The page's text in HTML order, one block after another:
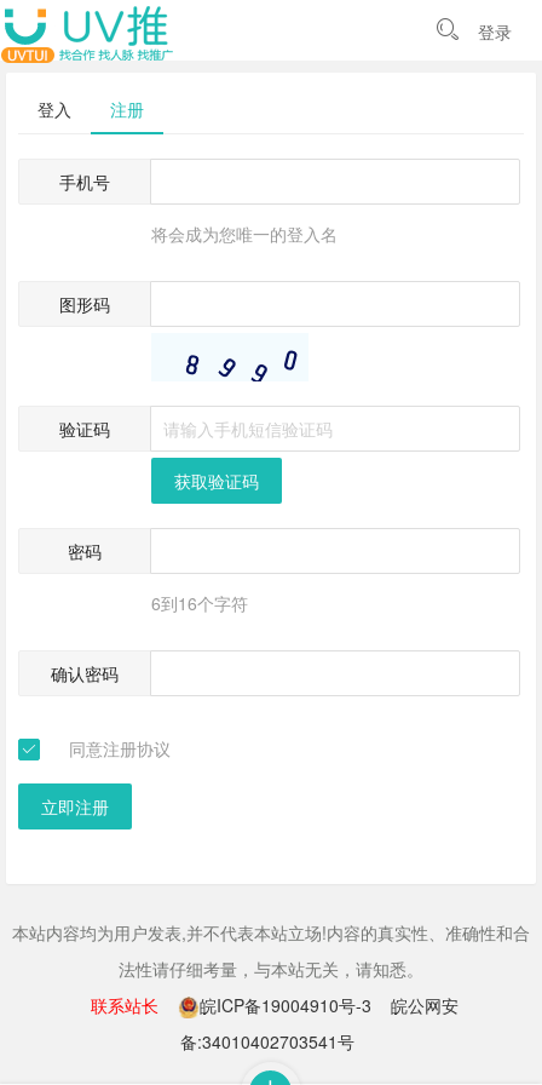
登录
登入 注册
手机号
将会成为您唯一的登入名
图形码
验证码
获取验证码
密码
6到16个字符
确认密码
同意注册协议
立即注册
本站内容均为用户发表,并不代表本站立场!内容的真实性、准确性和合
法性请仔细考量，与本站无关，请知悉。
联系站长
皖ICP备19004910号-3
皖公网安
备:34010402703541号